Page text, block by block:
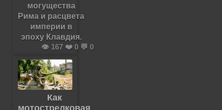
могущества
Рима и расцвета
империи в
эпоху Клавдия.
👁️ 167 ❤️ 0 💬 0
Как